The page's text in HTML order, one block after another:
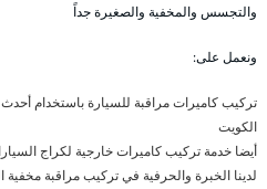
والتجسس والمخفية والصغيرة جداً
ونعمل على:
تركيب كاميرات مراقبة للسيارة باستخدام
الكويت
أيضا خدمة تركيب كاميرات خارجية لكراج
لدينا الخبرة والحرفية في تركيب مراقبة مخفية